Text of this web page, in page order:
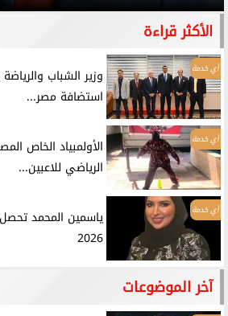
الأكثر قراءة
أي خدمة
وزير الشباب
استضافة مصر...
أي خدمة
الأولمبياد الخاص
الرياضي للاعبين...
أي خدمة
ياسمين المحمد
2026
آخر الموضوعات